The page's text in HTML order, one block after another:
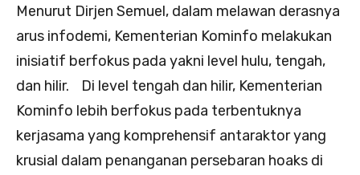
Menurut Dirjen Semuel, dalam melawan derasnya
arus infodemi, Kementerian Kominfo melakukan
inisiatif berfokus pada yakni level hulu, tengah,
dan hilir. Di level tengah dan hilir, Kementerian
Kominfo lebih berfokus pada terbentuknya
kerjasama yang komprehensif antaraktor yang
krusial dalam penanganan persebaran hoaks di